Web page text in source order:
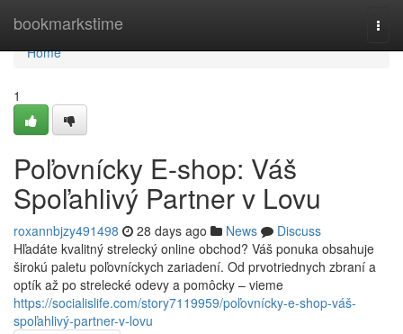
bookmarkstime
Home
Home
1
Poľovnícky E-shop: Váš
Spoľahlivý Partner v Lovu
roxannbjzy491498 28 days ago News
Discuss
Hľadáte kvalitný strelecký online obchod? Váš ponuka obsahuje
širokú paletu poľovníckych zariadení. Od prvotriednych zbraní a
optík až po strelecké odevy a pomôcky – vieme
https://socialislife.com/story7119959/poľovnícky-e-shop-váš-
spoľahlivý-partner-v-lovu